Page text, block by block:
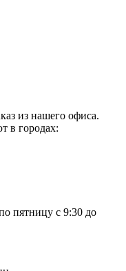
из нашего офиса.
в городах:
пятницу с 9:30 до